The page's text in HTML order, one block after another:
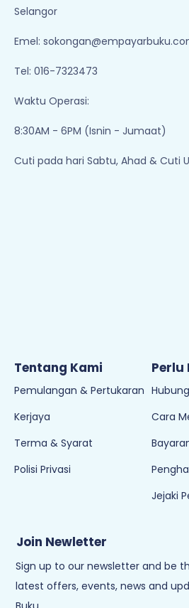
Selangor
Emel:
Tel: 016-7323473
Waktu Operasi:
8:30AM - 6PM (Isnin - Jumaat)
Cuti pada hari Sabtu, Ahad & Cuti
Tentang Kami
Pemulangan & Pertukaran
Kerjaya
Terma & Syarat
Polisi Privasi
Perlu
Cara
Jejaki
Join Newletter
Sign up to our newsletter and be
latest offers, events, news and